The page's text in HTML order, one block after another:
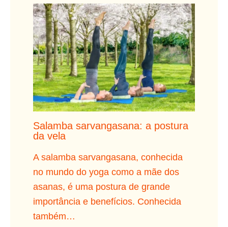
Salamba sarvangasana: a postura
da vela
A salamba sarvangasana, conhecida
no mundo do yoga como a mãe dos
asanas, é uma postura de grande
importância e benefícios. Conhecida
também…